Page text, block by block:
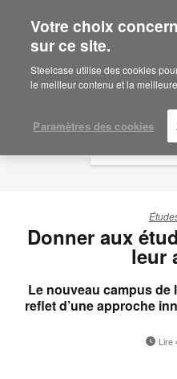
Are you in
Would you
your region?
English
Español
Donner aux
leur
Le nouveau campus de
reflet d’une approche
Lire
Votre choix
sur ce site.
Steelcase utilise des cookies
le meilleur contenu et la
Paramètres des cookies